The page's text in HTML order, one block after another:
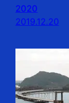
2020
2019.12.20